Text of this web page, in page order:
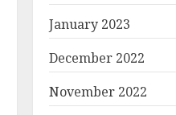
January 2023
December 2022
November 2022